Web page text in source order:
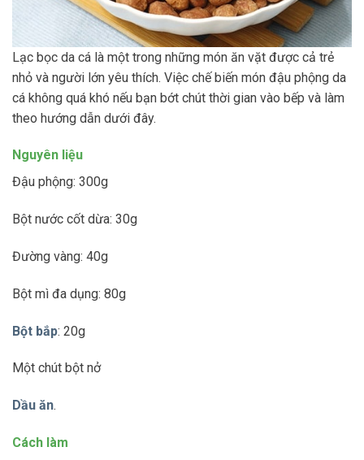
Lạc bọc da cá là một trong những món ăn vặt được cả trẻ
nhỏ và người lớn yêu thích. Việc chế biến món đậu phộng da
cá không quá khó nếu bạn bớt chút thời gian vào bếp và làm
theo hướng dẫn dưới đây.
Nguyên liệu
Đậu phộng: 300g
Bột nước cốt dừa: 30g
Đường vàng: 40g
Bột mì đa dụng: 80g
Bột bắp: 20g
Một chút bột nở
Dầu ăn.
Cách làm